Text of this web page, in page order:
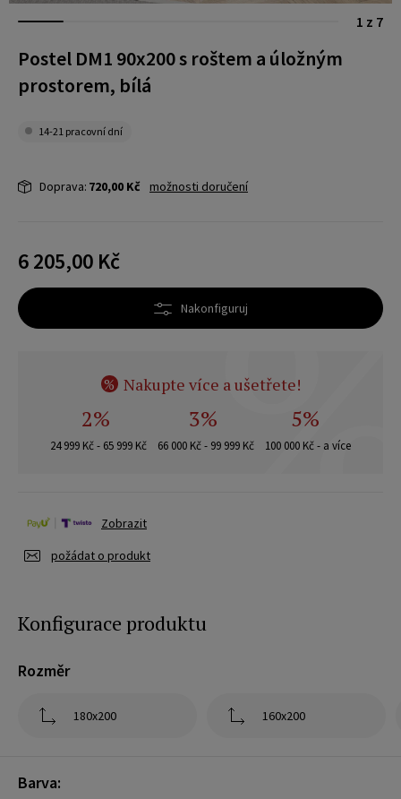
1 z 7
Postel DM1 90x200 s roštem a úložným
prostorem, bílá
14-21 pracovní dní
Doprava: 720,00 Kč možnosti doručení
6 205,00 Kč
Nakonfiguruj
% Nakupte více a ušetřete!
2%
24 999 Kč - 65 999 Kč
3%
66 000 Kč - 99 999 Kč
5%
100 000 Kč - a více
požádat o produkt
Zobrazit
Konfigurace produktu
Rozměr
180x200 160x200
Barva: